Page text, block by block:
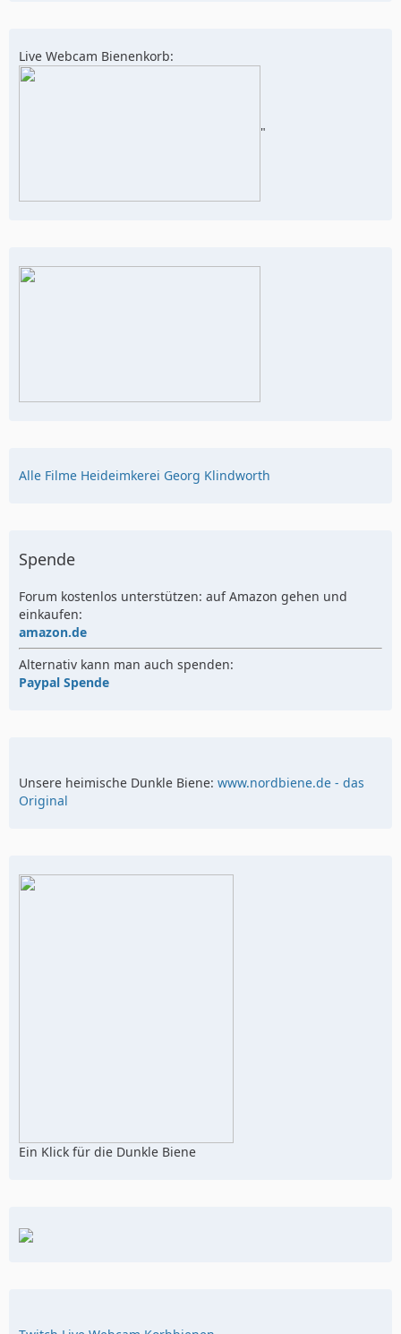
Live Webcam Bienenkorb:
"
Alle Filme Heideimkerei Georg Klindworth
Spende
Forum kostenlos unterstützen: auf Amazon gehen und
einkaufen:
amazon.de
Alternativ kann man auch spenden:
Paypal Spende
Unsere heimische Dunkle Biene: www.nordbiene.de - das
Original
Ein Klick für die Dunkle Biene